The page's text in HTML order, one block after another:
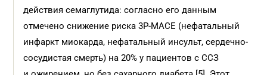
действия семаглутида: согласно его данным
отмечено снижение риска 3Р-МАСЕ (нефатальный
инфаркт миокарда, нефатальный инсульт, сердечно-
сосудистая смерть) на 20% у пациентов с ССЗ